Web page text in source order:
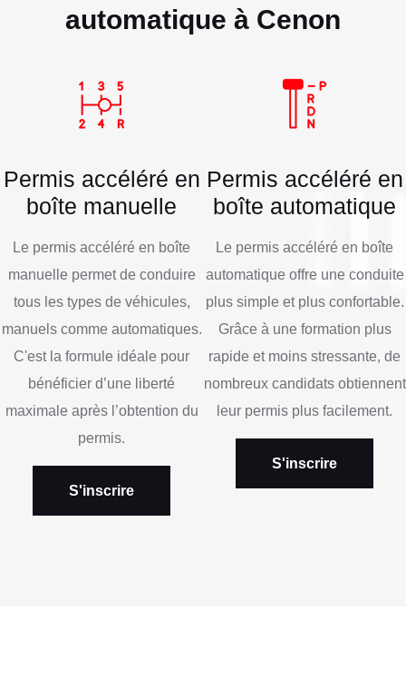
automatique à Cenon
Permis accéléré en
boîte manuelle
Le permis accéléré en boîte
manuelle permet de conduire
tous les types de véhicules,
manuels comme automatiques.
C'est la formule idéale pour
bénéficier d’une liberté
maximale après l’obtention du
permis.
S'inscrire
Permis accéléré en
boîte automatique
Le permis accéléré en boîte
automatique offre une conduite
plus simple et plus confortable.
Grâce à une formation plus
rapide et moins stressante, de
nombreux candidats obtiennent
leur permis plus facilement.
S'inscrire